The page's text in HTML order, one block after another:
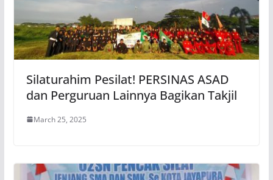
Silaturahim Pesilat! PERSINAS ASAD
dan Perguruan Lainnya Bagikan Takjil
March 25, 2025